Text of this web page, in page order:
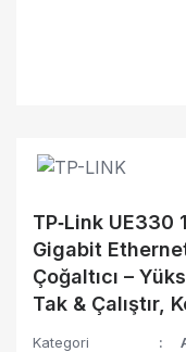
TP‑Link UE330
Gigabit
Çoğaltıcı –
Tak & Çalıştır,
Kategori